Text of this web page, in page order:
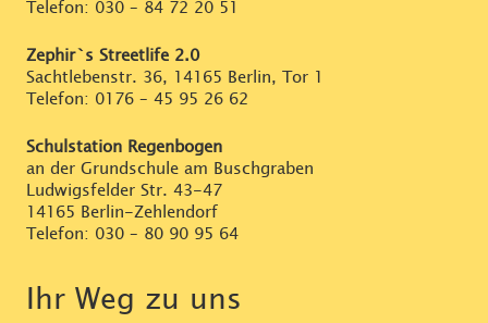
Telefon: 030 – 84 72 20 51
Zephir`s Streetlife 2.0
Sachtlebenstr. 36, 14165 Berlin, Tor 1
Telefon: 0176 – 45 95 26 62
Schulstation Regenbogen
an der Grundschule am Buschgraben
Ludwigsfelder Str. 43-47
14165 Berlin-Zehlendorf
Telefon: 030 – 80 90 95 64
Ihr Weg zu uns